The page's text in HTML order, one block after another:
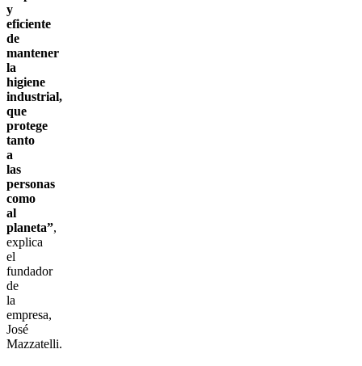
y
eficiente
de
mantener
la
higiene
industrial,
que
protege
tanto
a
las
personas
como
al
planeta”,
explica
el
fundador
de
la
empresa,
José
Mazzatelli.